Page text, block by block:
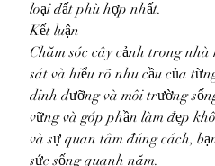
loại đất phù hợp nhất.
Kết luận
Chăm sóc cây cảnh trong
sát và hiểu rõ nhu cầu của
dinh dưỡng và môi trường
vững và góp phần làm đẹp
và sự quan tâm đúng cách,
sức sống quanh năm.